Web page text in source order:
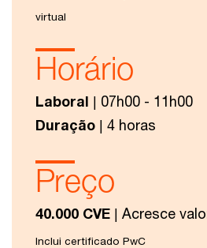
virtual
Horário
Laboral | 07h00 - 11h00
Duração | 4 horas
Preço
40.000 CVE | Acresce
Inclui certificado PwC